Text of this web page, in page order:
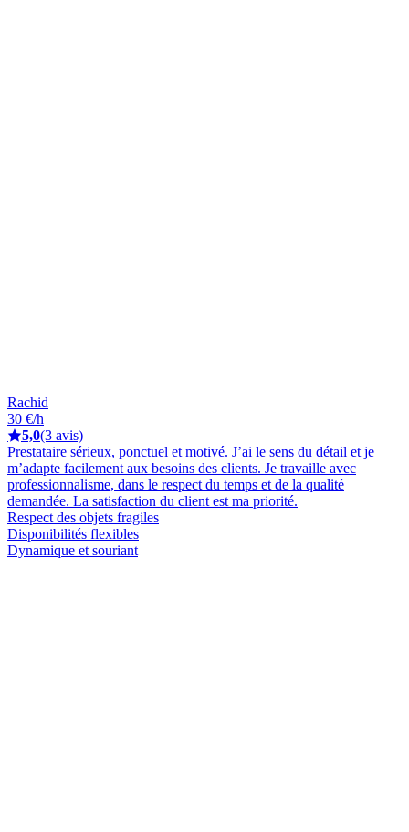
Rachid
30 €/h
5,0(3 avis)
Prestataire sérieux, ponctuel et motivé. J’ai le sens du détail et je
m’adapte facilement aux besoins des clients. Je travaille avec
professionnalisme, dans le respect du temps et de la qualité
demandée. La satisfaction du client est ma priorité.
Respect des objets fragiles
Disponibilités flexibles
Dynamique et souriant